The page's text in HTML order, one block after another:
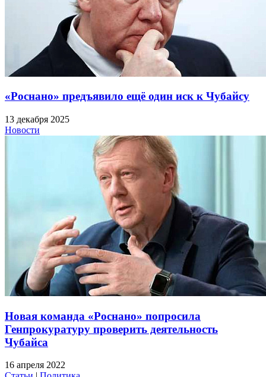
«Роснано» предъявило ещё один иск к Чубайсу
13 декабря 2025
Новости
Новая команда «Роснано» попросила
Генпрокуратуру проверить деятельность
Чубайса
16 апреля 2022